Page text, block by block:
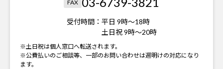
FAX
受付時間： 平日 9時～18時
土日祝 9時～20時
※土日祝は個人窓口へ転送されます。
※公費払いのご相談等、一部のお問い合わせは週明けの対応になり
ます。